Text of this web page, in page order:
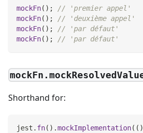
mockFn( ) ;
// 'premier appel'
mockFn( ) ;
// 'deuxième appel'
mockFn( ) ;
// 'par défaut'
mockFn( ) ; // 'par défaut'
Shorthand for:
jest . fn( ) .mockImplementation( ( )